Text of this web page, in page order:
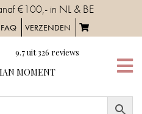
€100,- in NL & BE
FAQ VERZENDEN
9.7uit326 reviews
MOMENT